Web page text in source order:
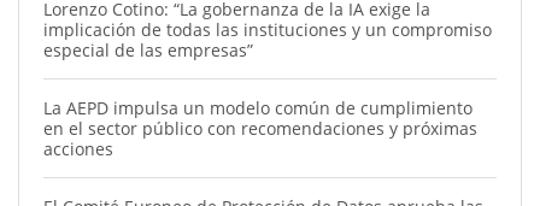
Lorenzo Cotino: “La gobernanza de la IA exige la
implicación de todas las instituciones y un compromiso
especial de las empresas”
La AEPD impulsa un modelo común de cumplimiento
en el sector público con recomendaciones y próximas
acciones